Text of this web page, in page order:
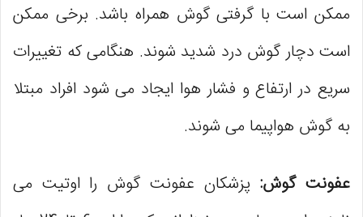
ممکن است با گرفتی گوش همراه باشد. برخی ممکن
است دچار گوش درد شدید شوند. هنگامی که تغییرات
سریع در ارتفاع و فشار هوا ایجاد می شود افراد مبتلا
به گوش هواپیما می ‌شوند.
عفونت گوش: پزشکان عفونت گوش را اوتیت می